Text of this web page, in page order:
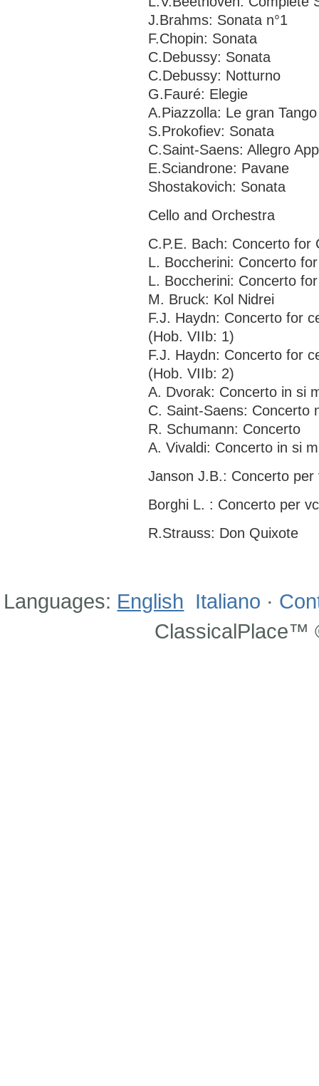
J.Brahms: Sonata n°1
F.Chopin: Sonata
C.Debussy: Sonata
C.Debussy: Notturno
G.Fauré: Elegie
A.Piazzolla: Le gran Tango
S.Prokofiev: Sonata
C.Saint-Saens: Allegro
E.Sciandrone: Pavane
Shostakovich: Sonata
Cello and Orchestra
C.P.E. Bach: Concerto for
L. Boccherini: Concerto
L. Boccherini: Concerto
M. Bruck: Kol Nidrei
F.J. Haydn: Concerto for
(Hob. VIIb: 1)
F.J. Haydn: Concerto for
(Hob. VIIb: 2)
A. Dvorak: Concerto in si
C. Saint-Saens: Concerto
R. Schumann: Concerto
A. Vivaldi: Concerto in si
Janson J.B.: Concerto
Borghi L. : Concerto per
R.Strauss: Don Quixote
Languages: English Italiano ·
ClassicalPlace™